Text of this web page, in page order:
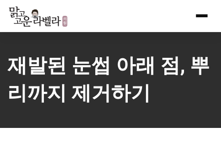
Skip
content
재발된 눈썹 아래 점, 뿌
리까지 제거하기